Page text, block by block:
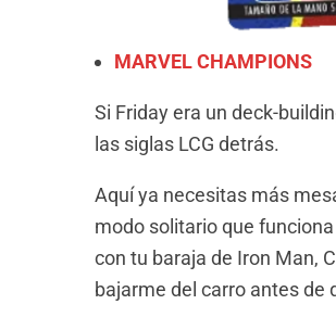
MARVEL CHAMPIONS
Si Friday era un deck-
las siglas LCG detrás.
Aquí ya necesitas más
modo solitario que
con tu baraja de Iron Man,
bajarme del carro antes de